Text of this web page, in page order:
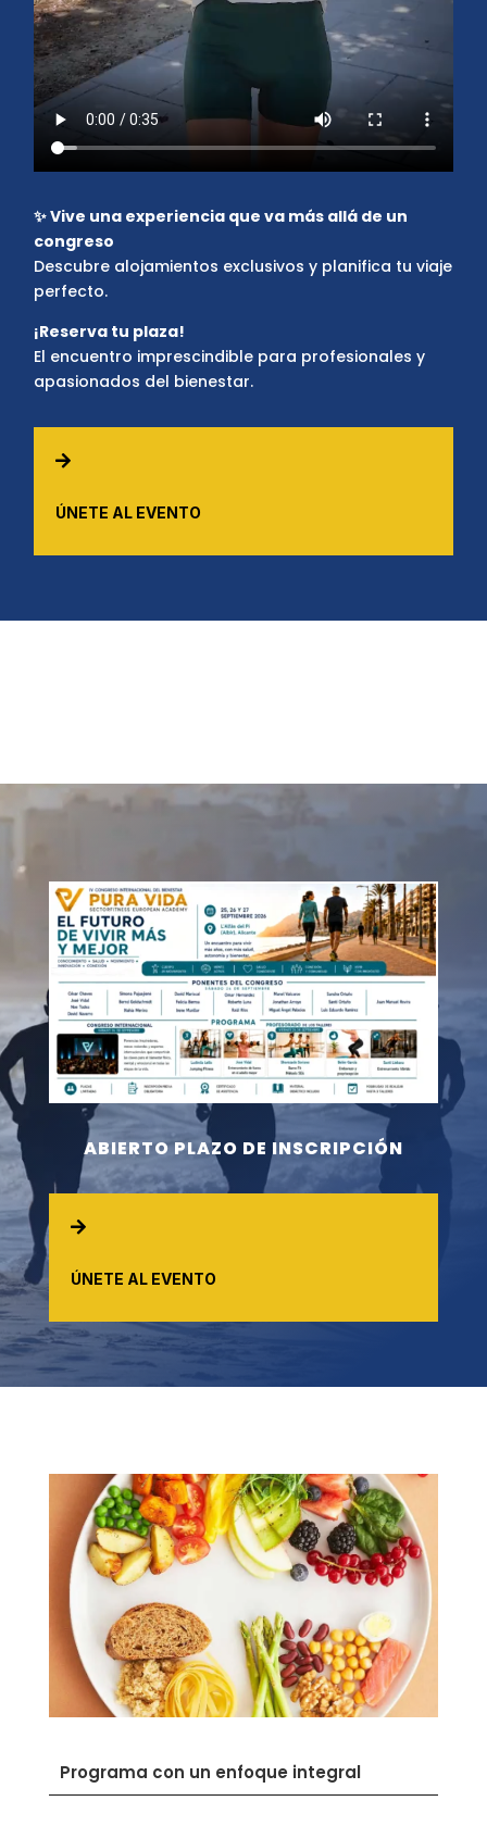
✨ Vive una experiencia que va más allá de un
congreso
Descubre alojamientos exclusivos y planifica tu viaje
perfecto.
¡Reserva tu plaza!
El encuentro imprescindible para profesionales y
apasionados del bienestar.

ÚNETE AL EVENTO
ABIERTO PLAZO DE INSCRIPCIÓN

ÚNETE AL EVENTO
Programa con un enfoque integral